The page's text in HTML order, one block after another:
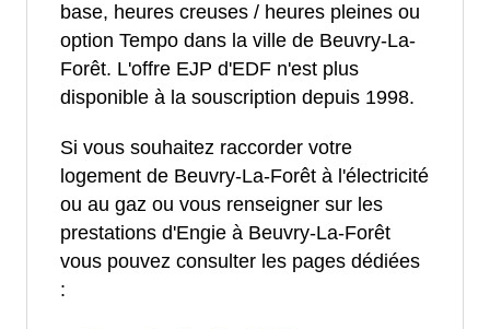
base, heures creuses / heures pleines ou
option Tempo dans la ville de Beuvry-La-
Forêt. L'offre EJP d'EDF n'est plus
disponible à la souscription depuis 1998.
Si vous souhaitez raccorder votre
logement de Beuvry-La-Forêt à l'électricité
ou au gaz ou vous renseigner sur les
prestations d'Engie à Beuvry-La-Forêt
vous pouvez consulter les pages dédiées
: